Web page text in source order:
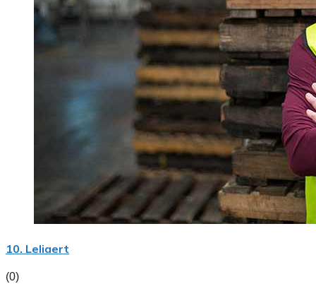
10. Leliaert
(0)